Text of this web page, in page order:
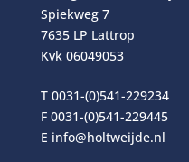
Spiekweg 7
7635 LP Lattrop
Kvk 06049053
T 0031-(0)541-229234
F 0031-(0)541-229445
E info@holtweijde.nl